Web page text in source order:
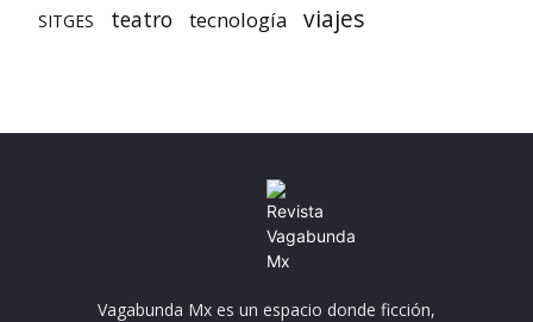
SITGES teatro tecnología viajes
Vagabunda Mx es un espacio donde ficción,